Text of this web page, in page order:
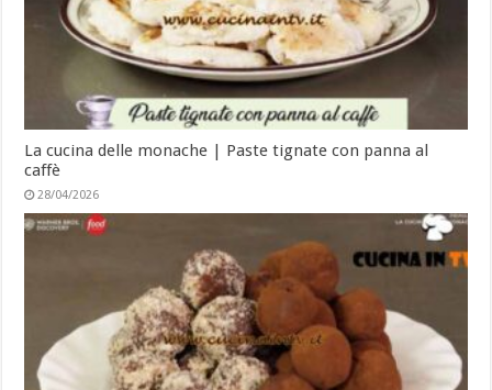
La cucina delle monache | Paste tignate con panna al
caffè
28/04/2026